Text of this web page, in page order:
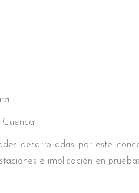
Cuenca
desarrolladas por este
e implicación en